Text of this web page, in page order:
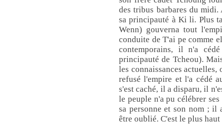
des tribus barbares du
sa principauté à Ki li. Plus
Wenn) gouverna tout
conduite de T'ai pe comme
contemporains, il n'a
principauté de Tcheou).
les connaissances
refusé l'empire et l'a cédé
s'est caché, il a disparu, il
le peuple n'a pu célébrer
sa personne et son nom ; il
être oublié. C'est le plus